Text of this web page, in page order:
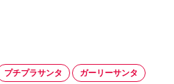
プチプラサンタ ガーリーサンタ